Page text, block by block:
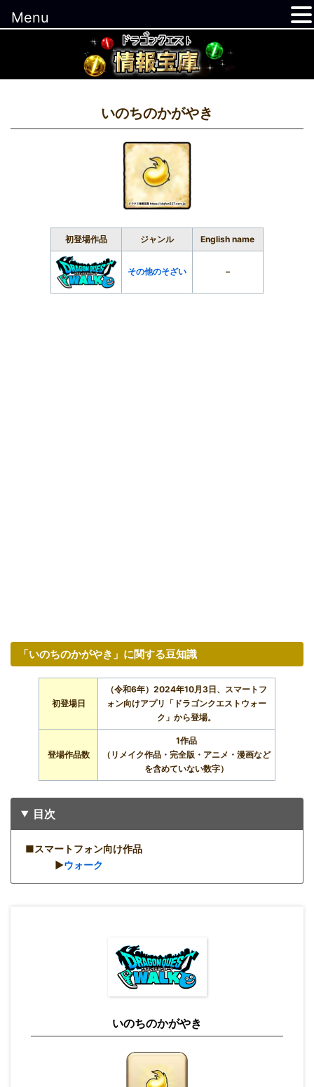
いのちのかがやき
初登場作品 ジャンル English name
その他のそざい –
「いのちのかがやき」に関する豆知識
初登場日
（令和6年）2024年10月3日、スマートフ
ォン向けアプリ「ドラゴンクエストウォー
ク」から登場。
登場作品数
1作品
（リメイク作品・完全版・アニメ・漫画など
を含めていない数字）
目次
■スマートフォン向け作品
▶︎ウォーク
いのちのかがやき
Menu